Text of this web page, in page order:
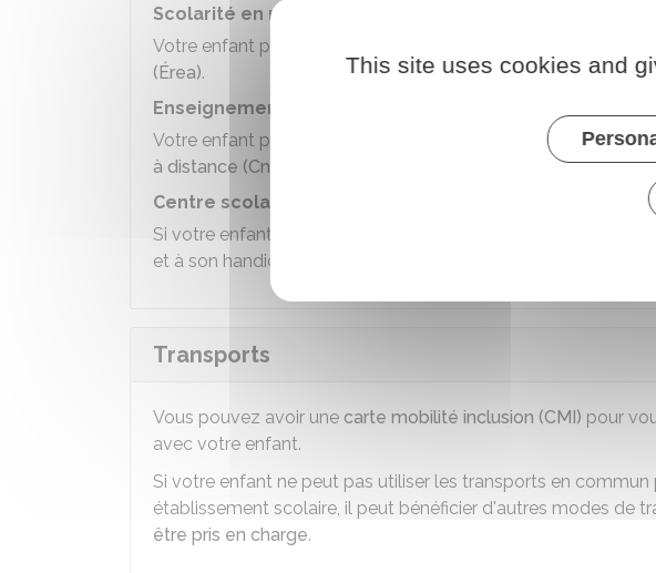
Scolarité en milieu adapté
Votre enfant peut être scolarisé dans un
(Érea).
Enseignement à distance
Votre enfant peut suivre des cours à distance assurés par le
à distance (Cned)
Centre scolaire à l'hôpital
Si votre enfant est hospitalisé, il peut suivre un enseignement
et à son handicap dans un
Transports
Vous pouvez avoir une carte mobilité inclusion (CMI) pour
avec votre enfant.
Si votre enfant ne peut pas utiliser les transports en commun
établissement scolaire, il peut bénéficier d'autres modes de
être pris en charge.
This site uses cookies and